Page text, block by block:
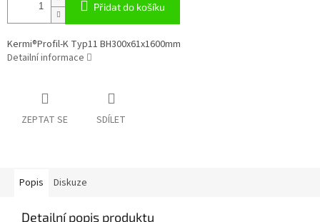
Přidat do košíku
Kermi®Profil-K Typ11 BH300x61x1600mm
Detailní informace
ZEPTAT SE SDÍLET
Popis Diskuze
Detailní popis produktu